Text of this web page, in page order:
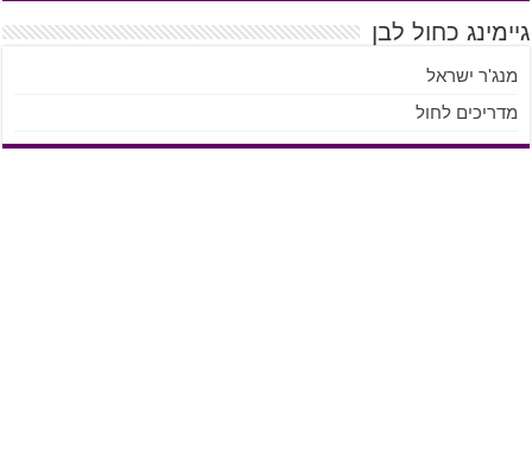
גיימינג כחול לבן
מנג'ר ישראל
מדריכים לחול